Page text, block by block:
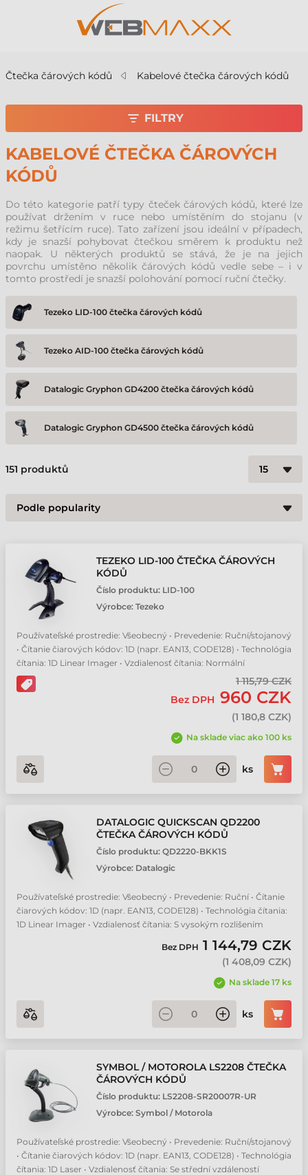
Čtečka čárových kódů Kabelové čtečka čárových kódů
KABELOVÉ ČTEČKA ČÁROVÝCH
KÓDŮ
Do této kategorie patří typy čteček čárových kódů, které lze
používat držením v ruce nebo umístěním do stojanu (v
režimu šetřícím ruce). Tato zařízení jsou ideální v případech,
kdy je snazší pohybovat čtečkou směrem k produktu než
naopak. U některých produktů se stává, že je na jejich
povrchu umístěno několik čárových kódů vedle sebe – i v
tomto prostředí je snazší polohování pomocí ruční čtečky.
Tezeko LID-100 čtečka čárových kódů
Tezeko AID-100 čtečka čárových kódů
Datalogic Gryphon GD4200 čtečka čárových kódů
Datalogic Gryphon GD4500 čtečka čárových kódů
Datalogic Gryphon GD4600 čtečka čárových kódů
Datalogic Heron HD3100 čtečka čárových kódů
Datalogic QuickScan QD2131 čtečka čárových kódů
Datalogic QuickScan QD2200 čtečka čárových kódů
Datalogic QuickScan QD2500 čtečka čárových kódů
Datalogic QuickScan QW2500 čtečka čárových kódů
Honeywell Eclipse MS5145 čtečka čárových kódů
Honeywell Hyperion 1300g čtečka čárových kódů
Honeywell Voyager 1250g čtečka čárových kódů
Honeywell Voyager 1470g čtečka čárových kódů
Honeywell Voyager XP 1400g čtečka čárových kódů
Honeywell Xenon 1950g čtečka čárových kódů
Symbol / Motorola LI2208 čtečka čárových kódů
Symbol / Motorola LS1203 čtečka čárových kódů
Symbol / Motorola LS2208 čtečka čárových kódů
151 produktů
TEZEKO LID-100 ČTEČKA ČÁROVÝCH
KÓDŮ
Číslo produktu: LID-100
Výrobce: Tezeko
Používateľské prostredie: Všeobecný • Prevedenie: Ruční/stojanový
• Čítanie čiarových kódov: 1D (napr. EAN13, CODE128) • Technológia
čítania: 1D Linear Imager • Vzdialenosť čítania: Normální
1 115,79 CZK
Bez DPH 960 CZK
(1 180,8 CZK)
Na sklade viac ako 100 ks
ks
DATALOGIC QUICKSCAN QD2200
ČTEČKA ČÁROVÝCH KÓDŮ
Číslo produktu: QD2220-BKK1S
Výrobce: Datalogic
Používateľské prostredie: Všeobecný • Prevedenie: Ruční • Čítanie
čiarových kódov: 1D (napr. EAN13, CODE128) • Technológia čítania:
1D Linear Imager • Vzdialenosť čítania: S vysokým rozlišením
Bez DPH 1 144,79 CZK
(1 408,09 CZK)
Na sklade 17 ks
ks
SYMBOL / MOTOROLA LS2208 ČTEČKA
ČÁROVÝCH KÓDŮ
Číslo produktu: LS2208-SR20007R-UR
Výrobce: Symbol / Motorola
Používateľské prostredie: Všeobecný • Prevedenie: Ruční/stojanový
• Čítanie čiarových kódov: 1D (napr. EAN13, CODE128) • Technológia
čítania: 1D Laser • Vzdialenosť čítania: Se střední vzdáleností
FILTRY